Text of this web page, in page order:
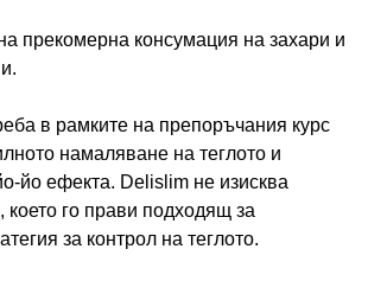
прекомерна консумация на захари и
в рамките на препоръчания курс
намаляване на теглото и
йо ефекта. Delislim не изисква
което го прави подходящ за
за контрол на теглото.